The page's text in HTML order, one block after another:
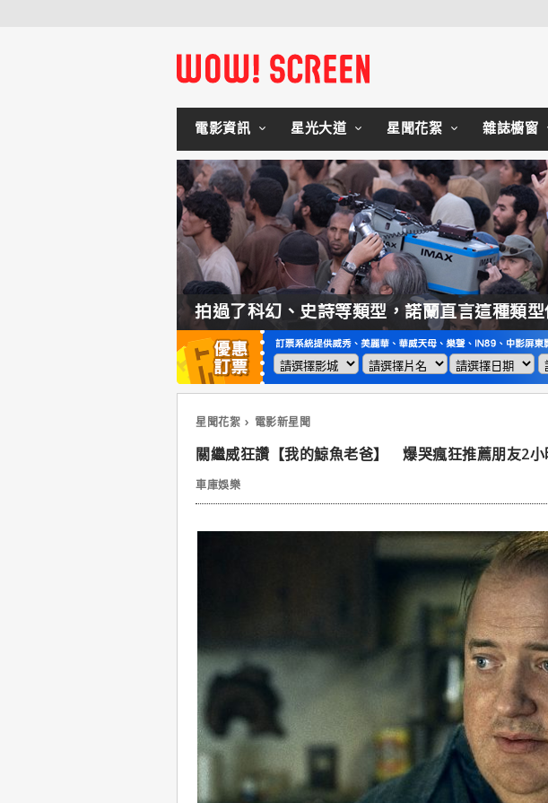
電影資訊 星光大道 星聞花絮 雜誌櫥窗
拍過了科幻、史詩等類型，諾蘭直言這種類型
星聞花絮 電影新星聞
關繼威狂讚【我的鯨魚老爸】 爆哭瘋狂推薦朋友2小
車庫娛樂